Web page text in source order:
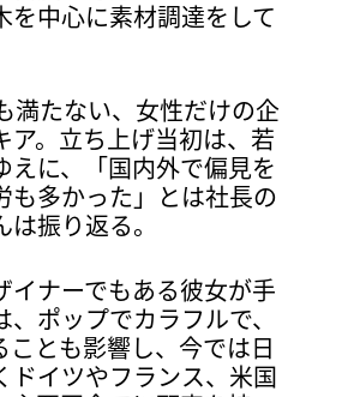
を中心に素材調達をして
満たない、女性だけの企
ア。立ち上げ当初は、若
えに、「国内外で偏見を
も多かった」とは社長の
振り返る。
イナーでもある彼女が手
ポップでカラフルで、
ことも影響し、今では日
ドイツやフランス、米国